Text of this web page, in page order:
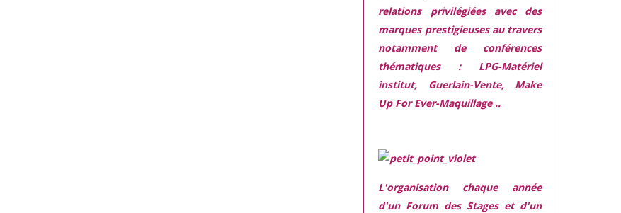
relations privilégiées avec des
marques prestigieuses au travers
notamment de conférences
thématiques : LPG-Matériel
institut, Guerlain-Vente, Make
Up For Ever-Maquillage ..
L'organisation chaque année
d'un Forum des Stages et d'un